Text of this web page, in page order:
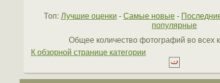
Топ: Лучшие оценки - Самые новые -
популярные
Общее количество фотографий во всех
К обзорной странице категории